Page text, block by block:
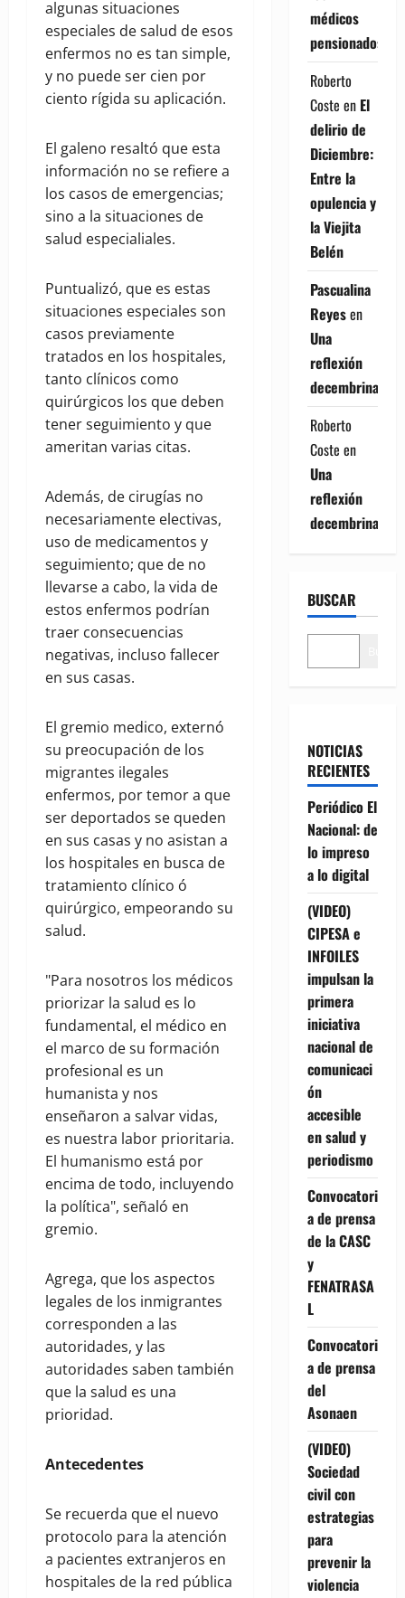
algunas situaciones
especiales de salud de esos
enfermos no es tan simple,
y no puede ser cien por
ciento rígida su aplicación.
El galeno resaltó que esta
información no se refiere a
los casos de emergencias;
sino a la situaciones de
salud especialiales.
Puntualizó, que es estas
situaciones especiales son
casos previamente
tratados en los hospitales,
tanto clínicos como
quirúrgicos los que deben
tener seguimiento y que
ameritan varias citas.
Además, de cirugías no
necesariamente electivas,
uso de medicamentos y
seguimiento; que de no
llevarse a cabo, la vida de
estos enfermos podrían
traer consecuencias
negativas, incluso fallecer
en sus casas.
El gremio medico, externó
su preocupación de los
migrantes ilegales
enfermos, por temor a que
ser deportados se queden
en sus casas y no asistan a
los hospitales en busca de
tratamiento clínico ó
quirúrgico, empeorando su
salud.
"Para nosotros los médicos
priorizar la salud es lo
fundamental, el médico en
el marco de su formación
profesional es un
humanista y nos
enseñaron a salvar vidas,
es nuestra labor prioritaria.
El humanismo está por
encima de todo, incluyendo
la política", señaló en
gremio.
Agrega, que los aspectos
legales de los inmigrantes
corresponden a las
autoridades, y las
autoridades saben también
que la salud es una
prioridad.
Antecedentes
Se recuerda que el nuevo
protocolo para la atención
a pacientes extranjeros en
hospitales de la red pública
médicos
pensionados
Roberto
Coste en El
delirio de
Diciembre:
Entre la
opulencia y
la Viejita
Belén
Pascualina
Reyesen
Una
reflexión
decembrina
Roberto
Coste en
Una
reflexión
decembrina
BUSCAR
NOTICIAS
RECIENTES
Periódico El
Nacional: de
lo impreso
a lo digital
(VIDEO)
CIPESA e
INFOILES
impulsan la
primera
iniciativa
nacional de
comunicaci
ón
accesible
en salud y
periodismo
Convocatori
a de prensa
de la CASC
y
FENATRASA
L
Convocatori
a de prensa
del
Asonaen
(VIDEO)
Sociedad
civil con
estrategias
para
prevenir la
violencia